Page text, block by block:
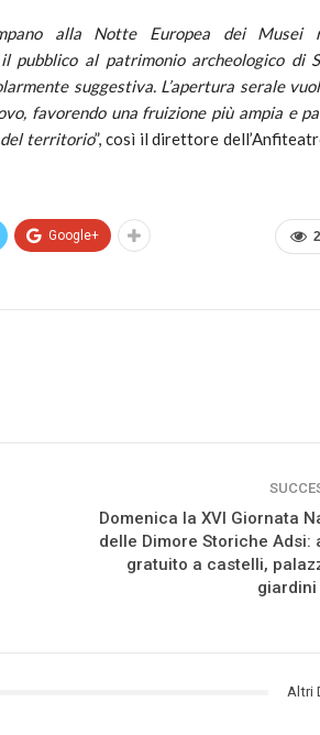
alla Notte Europea dei Musei
pubblico al patrimonio archeologico di
suggestiva. L’apertura serale
favorendo una fruizione più ampia e
del territorio”, così il direttore
Google+
Domenica la XVI Giornata
delle Dimore Storiche Adsi:
gratuito a castelli,
giardini
Altri